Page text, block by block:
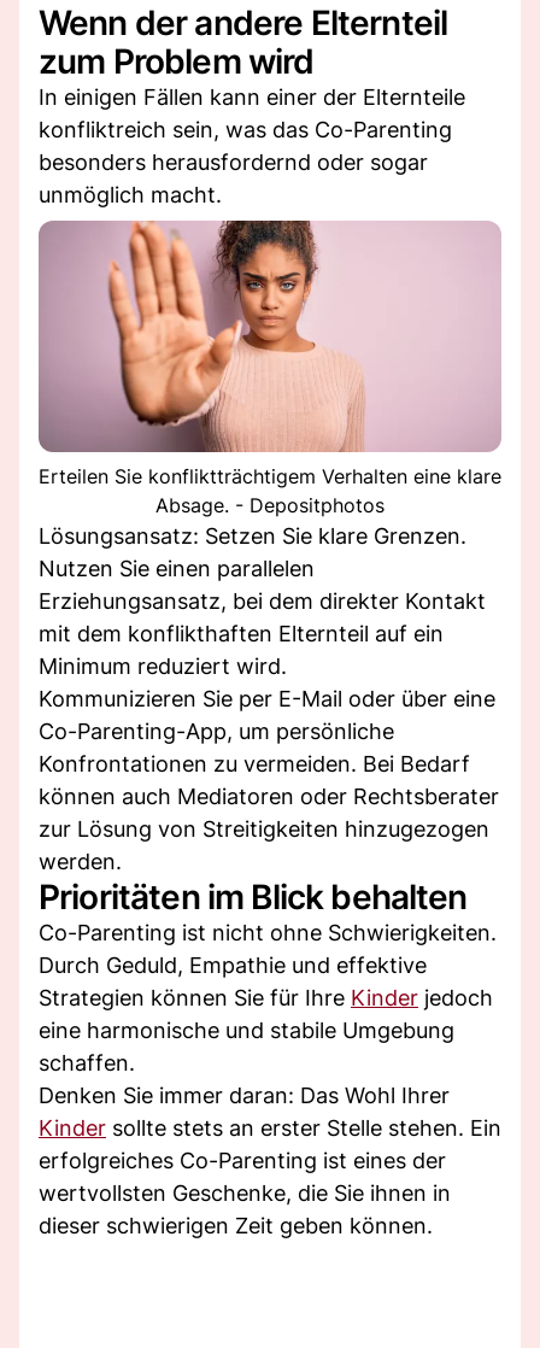
Wenn der andere Elternteil
zum Problem wird
In einigen Fällen kann einer der Elternteile
konfliktreich sein, was das Co-Parenting
besonders herausfordernd oder sogar
unmöglich macht.
Erteilen Sie konfliktträchtigem Verhalten eine klare
Absage. - Depositphotos
Lösungsansatz: Setzen Sie klare Grenzen.
Nutzen Sie einen parallelen
Erziehungsansatz, bei dem direkter Kontakt
mit dem konflikthaften Elternteil auf ein
Minimum reduziert wird.
Kommunizieren Sie per E-Mail oder über eine
Co-Parenting-App, um persönliche
Konfrontationen zu vermeiden. Bei Bedarf
können auch Mediatoren oder Rechtsberater
zur Lösung von Streitigkeiten hinzugezogen
werden.
Prioritäten im Blick behalten
Co-Parenting ist nicht ohne Schwierigkeiten.
Durch Geduld, Empathie und effektive
Strategien können Sie für Ihre Kinder jedoch
eine harmonische und stabile Umgebung
schaffen.
Denken Sie immer daran: Das Wohl Ihrer
Kinder sollte stets an erster Stelle stehen. Ein
erfolgreiches Co-Parenting ist eines der
wertvollsten Geschenke, die Sie ihnen in
dieser schwierigen Zeit geben können.